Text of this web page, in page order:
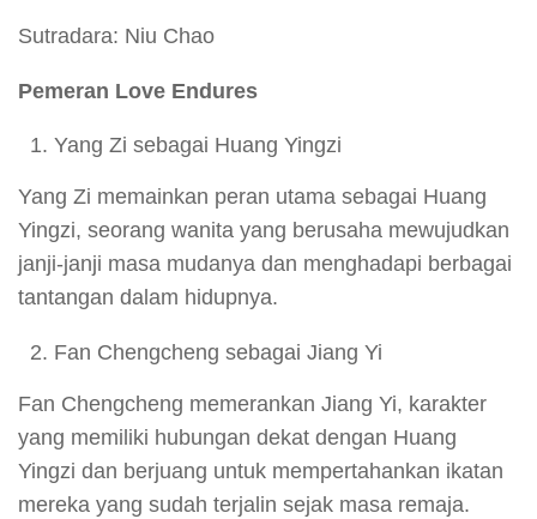
Sutradara: Niu Chao
Pemeran Love Endures
Yang Zi sebagai Huang Yingzi
Yang Zi memainkan peran utama sebagai Huang
Yingzi, seorang wanita yang berusaha mewujudkan
janji-janji masa mudanya dan menghadapi berbagai
tantangan dalam hidupnya.
Fan Chengcheng sebagai Jiang Yi
Fan Chengcheng memerankan Jiang Yi, karakter
yang memiliki hubungan dekat dengan Huang
Yingzi dan berjuang untuk mempertahankan ikatan
mereka yang sudah terjalin sejak masa remaja.